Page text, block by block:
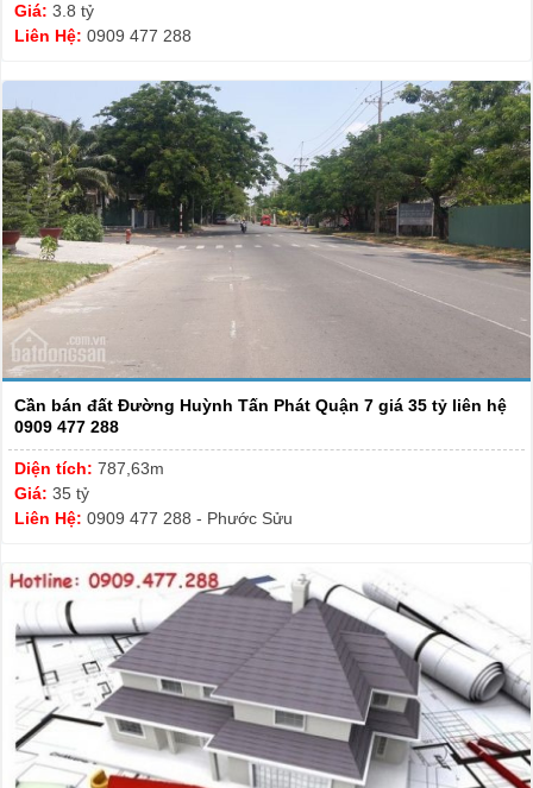
Giá: 3.8 tỷ
Liên Hệ: 0909 477 288
Cần bán đất Đường Huỳnh Tấn Phát Quận 7 giá 35 tỷ liên hệ
0909 477 288
Diện tích: 787,63m
Giá: 35 tỷ
Liên Hệ: 0909 477 288 - Phước Sửu